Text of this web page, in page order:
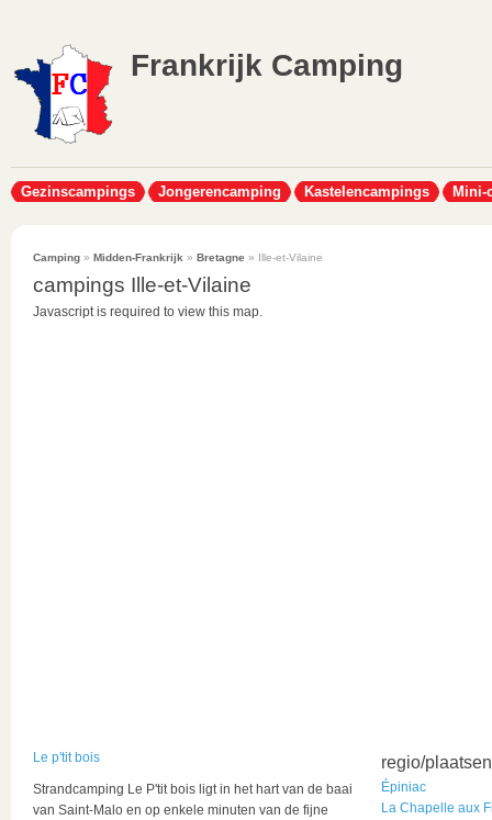
Frankrijk Camping
Gezinscampings Jongerencamping Kastelencampings Mini-
Camping » Midden-Frankrijk » Bretagne » Ille-et-Vilaine
campings Ille-et-Vilaine
Javascript is required to view this map.
Le p'tit bois
Strandcamping Le P'tit bois ligt in het hart van de baai
van Saint-Malo en op enkele minuten van de fijne
regio/plaatsen
Épiniac
La Chapelle aux